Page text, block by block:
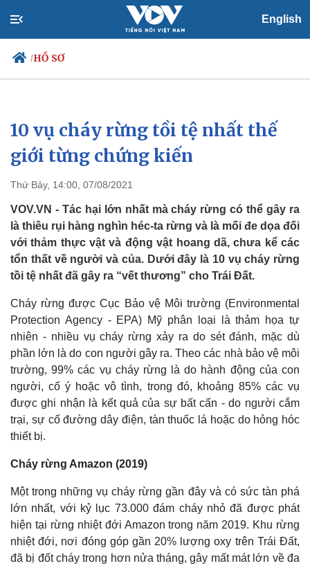
English
/HỒ SƠ
Chính trị
Đảng
Tổ chức nhân sự
Nhận diện sự thật
Xã hội
Tin 24h
Dự báo thời tiết
Việc làm
Biển đảo
10 vụ cháy rừng tồi tệ nhất thế
giới từng chứng kiến
Thứ Bảy, 14:00, 07/08/2021
VOV.VN - Tác hại lớn nhất mà cháy rừng có thể gây ra
là thiêu rụi hàng nghìn héc-ta rừng và là mối đe dọa đối
với thảm thực vật và động vật hoang dã, chưa kể các
tổn thất về người và của. Dưới đây là 10 vụ cháy rừng
tồi tệ nhất đã gây ra “vết thương” cho Trái Đất.
Cháy rừng được Cục Bảo vệ Môi trường (Environmental
Protection Agency - EPA) Mỹ phân loại là thảm họa tự
nhiên - nhiều vụ cháy rừng xảy ra do sét đánh, mặc dù
phần lớn là do con người gây ra. Theo các nhà bảo vệ môi
trường, 99% các vụ cháy rừng là do hành động của con
người, cố ý hoặc vô tình, trong đó, khoảng 85% các vụ
được ghi nhận là kết quả của sự bất cẩn - do người cắm
trại, sự cố đường dây điện, tàn thuốc lá hoặc do hỏng hóc
thiết bị.
Cháy rừng Amazon (2019)
Một trong những vụ cháy rừng gần đây và có sức tàn phá
lớn nhất, với kỷ lục 73.000 đám cháy nhỏ đã được phát
hiện tại rừng nhiệt đới Amazon trong năm 2019. Khu rừng
nhiệt đới, nơi đóng góp gần 20% lượng oxy trên Trái Đất,
đã bị đốt cháy trong hơn nửa tháng, gây mất mát lớn về đa